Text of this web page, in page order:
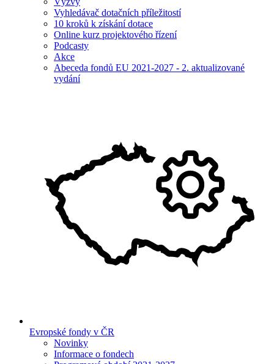
Vyhledávač dotačních příležitostí
10 kroků k získání dotace
Online kurz projektového řízení
Podcasty
Akce
Abeceda fondů EU 2021-2027 - 2. aktualizované
vydání
Evropské fondy v ČR
Novinky
Informace o fondech